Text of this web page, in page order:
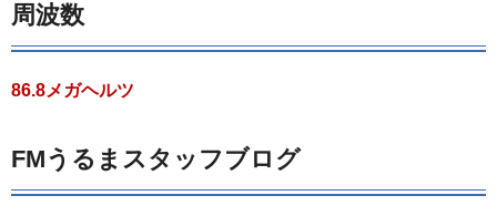
周波数
86.8メガヘルツ
FMうるまスタッフブログ